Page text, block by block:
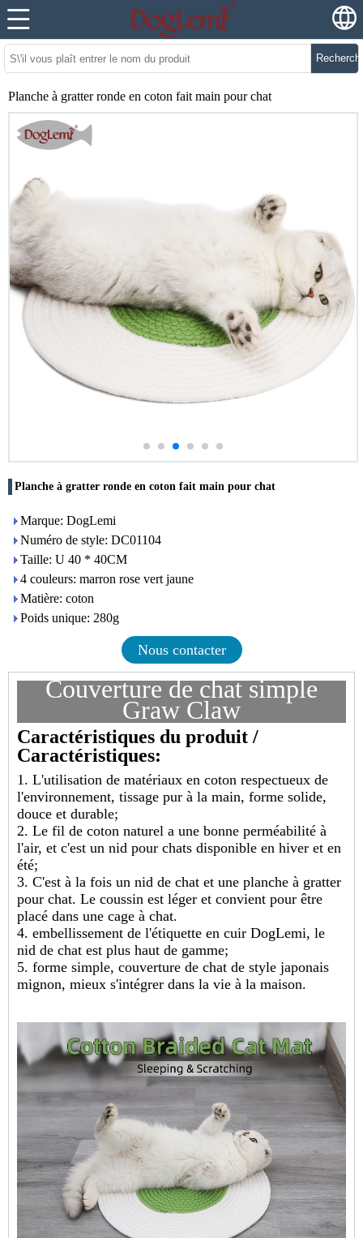
Planche à gratter ronde en coton fait main pour chat
Planche à gratter ronde en coton fait main pour chat
Marque: DogLemi
Numéro de style: DC01104
Taille: U 40 * 40CM
4 couleurs: marron rose vert jaune
Matière: coton
Poids unique: 280g
Nous contacter
Couverture de chat simple
Graw Claw
Caractéristiques du produit /
Caractéristiques:
1. L'utilisation de matériaux en coton respectueux de
l'environnement, tissage pur à la main, forme solide,
douce et durable;
2. Le fil de coton naturel a une bonne perméabilité à
l'air, et c'est un nid pour chats disponible en hiver et en
été;
3. C'est à la fois un nid de chat et une planche à gratter
pour chat. Le coussin est léger et convient pour être
placé dans une cage à chat.
4. embellissement de l'étiquette en cuir DogLemi, le
nid de chat est plus haut de gamme;
5. forme simple, couverture de chat de style japonais
mignon, mieux s'intégrer dans la vie à la maison.